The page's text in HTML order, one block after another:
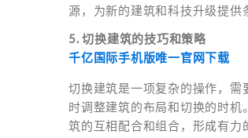
源，为新的建筑和科技升级提供
5. 切换建筑的技巧和策略
千亿国际手机版唯一官网下载
切换建筑是一项复杂的操作，
时调整建筑的布局和切换的时
筑的互相配合和组合，形成有力